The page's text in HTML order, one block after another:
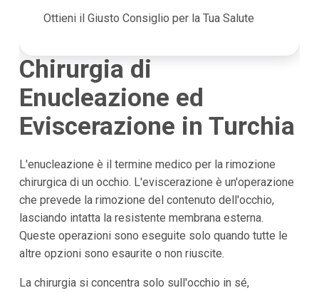
Ottieni il Giusto Consiglio per la Tua Salute
Chirurgia di
Enucleazione ed
Eviscerazione in Turchia
L'enucleazione è il termine medico per la rimozione
chirurgica di un occhio. L'eviscerazione è un'operazione
che prevede la rimozione del contenuto dell'occhio,
lasciando intatta la resistente membrana esterna.
Queste operazioni sono eseguite solo quando tutte le
altre opzioni sono esaurite o non riuscite.
La chirurgia si concentra solo sull'occhio in sé,